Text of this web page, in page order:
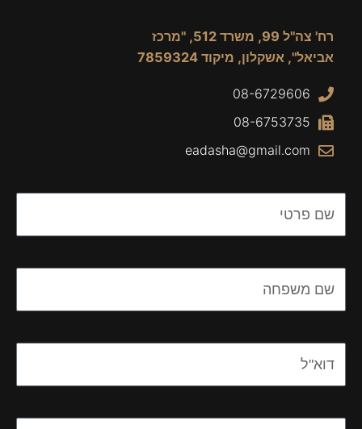
רח' צה"ל 99, משרד 512, "מרכז
אביאל", אשקלון, מיקוד 7859324
08-6729606
08-6753735
eadasha@gmail.com